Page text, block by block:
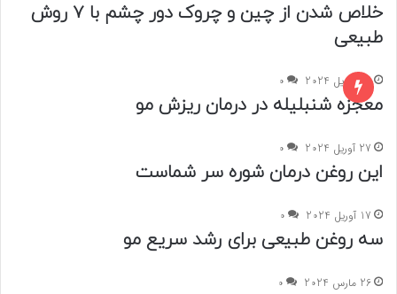
خلاص شدن از چین و چروک‌ دور چشم با ۷ روش
طبیعی
27 آوریل 2024 0
معجزه شنبلیله در درمان ریزش مو
27 آوریل 2024 0
این روغن درمان شوره سر شماست
17 آوریل 2024 0
سه روغن طبیعی برای رشد سریع مو
26 مارس 2024 0